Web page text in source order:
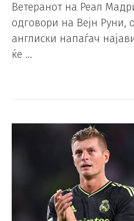
Ветеранот на Реал
одговори на Вејн Руни,
англиски напаѓач
ќе …